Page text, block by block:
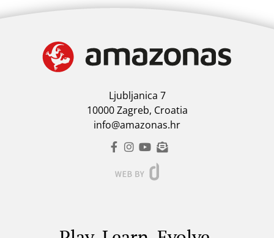
Ljubljanica 7
10000 Zagreb, Croatia
info@amazonas.hr